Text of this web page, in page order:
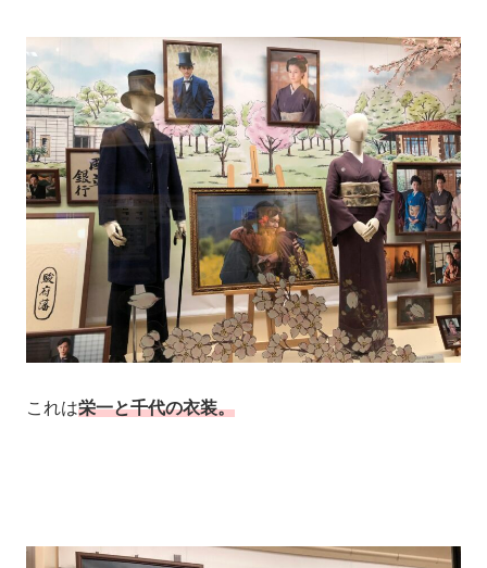
これは栄一と千代の衣装。